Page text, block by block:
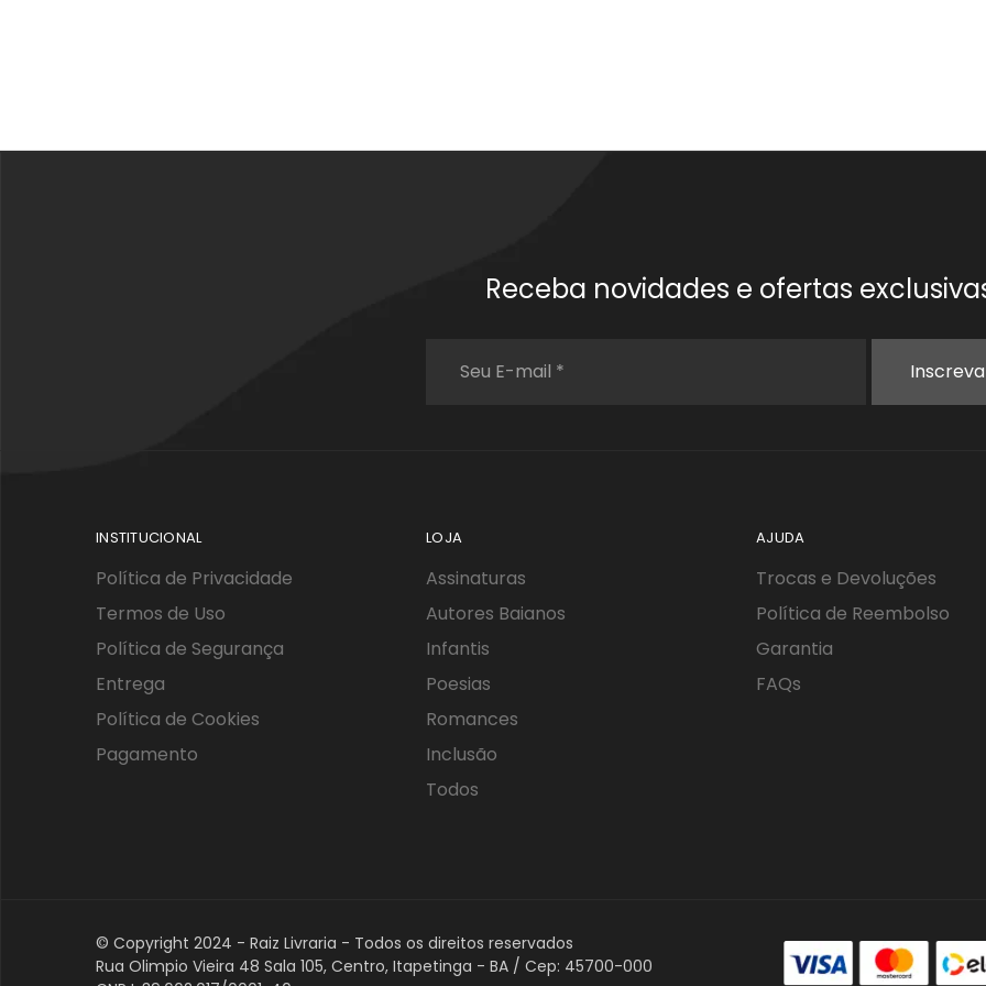
Receba novidades e ofertas
INSTITUCIONAL
Política de Privacidade
Termos de Uso
Política de Segurança
Entrega
Política de Cookies
Pagamento
LOJA
Assinaturas
Autores Baianos
Infantis
Poesias
Romances
Inclusão
Todos
AJUDA
Trocas e Devoluções
Política de Reembolso
Garantia
FAQs
© Copyright 2024 - Raiz Livraria - Todos os direitos reservados
Rua Olimpio Vieira 48 Sala 105, Centro, Itapetinga - BA / Cep: 45700-000